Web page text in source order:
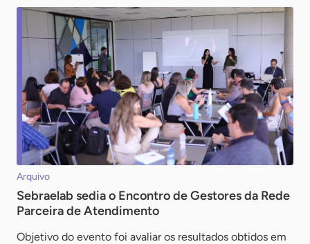
Arquivo
Sebraelab sedia o Encontro de Gestores da Rede
Parceira de Atendimento
Objetivo do evento foi avaliar os resultados obtidos em